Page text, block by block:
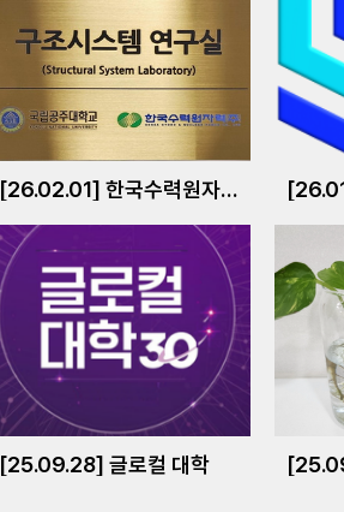
[26.02.01] 한국수력원자력 K-CLOUD 연구기관
[25.09.28] 글로컬 대학